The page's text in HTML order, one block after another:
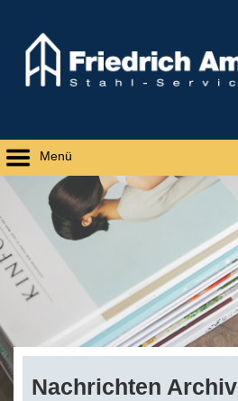
Menü
Nachrichten Archiv